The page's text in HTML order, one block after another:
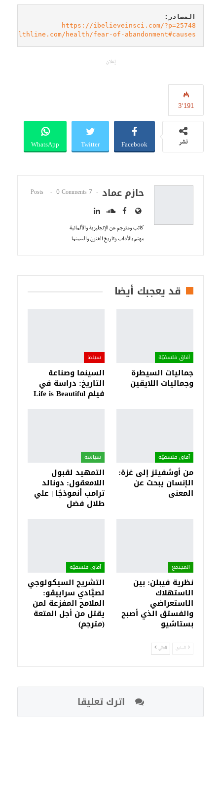
المصادر:
https://ibelieveinsci.com/?p=25748
health/fear-of-abandonment#causes
إعلان
3٬191
نشر Facebook
Twitter
WhatsApp
حازم عماد 7 Posts
0 Comments
كاتب ومترجم عن الإنجليزية والألمانية
مهتم بالأداب وتاريخ الفنون والسينما
قد يعجبك أيضا
آفاق فلسفيّة‎
جماليات السيطرة
وجماليات اللايقين
سينما
السينما وصناعة
التاريخ: دراسة في
فيلم Life is Beautiful
آفاق فلسفيّة‎
من أوشفيتز إلى غزة:
الإنسان يبحث عن
المعنى
سياسة
التمهيد لقبول
اللامعقول: دونالد
ترامب أنموذجًا | علي
طلال فضل
المجتمع
نظرية فيبلن: بين
الاستهلاك
الاستعراضي
والفستق الذي أصبح
بستاشيو
آفاق فلسفيّة‎
التشريح السيكولوجي
لصيَّادي سراييڤو:
الملامح المفزعة لمن
يقتل من أجل المتعة
(مترجم)
السابق التالي
اترك تعليقا